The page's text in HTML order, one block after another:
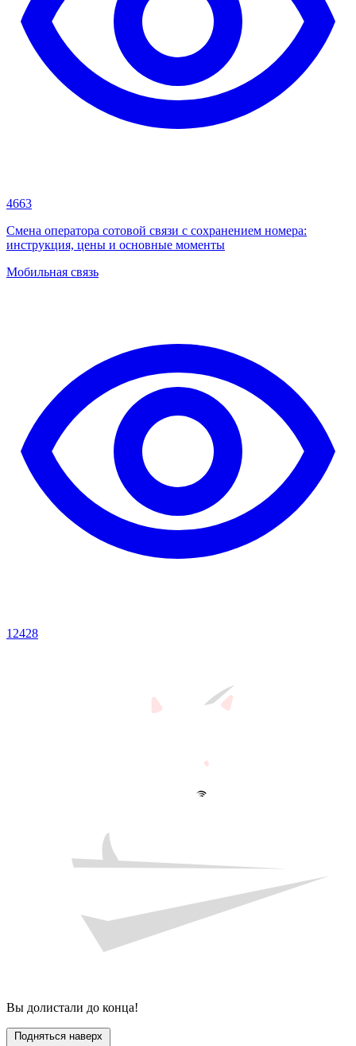
4663
Смена оператора сотовой связи с сохранением номера:
инструкция, цены и основные моменты
Мобильная связь
12428
Вы долистали до конца!